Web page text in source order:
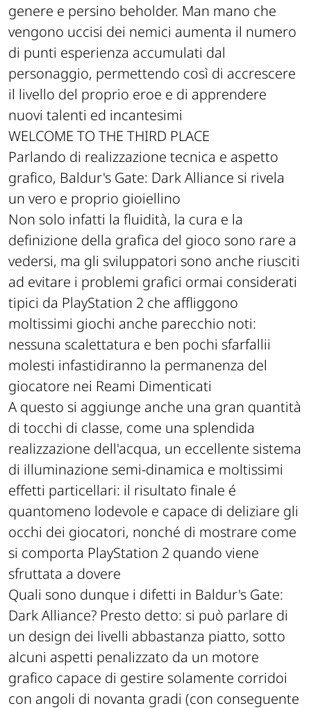
genere e persino beholder. Man mano che
vengono uccisi dei nemici aumenta il numero
di punti esperienza accumulati dal
personaggio, permettendo così di accrescere
il livello del proprio eroe e di apprendere
nuovi talenti ed incantesimi
WELCOME TO THE THIRD PLACE
Parlando di realizzazione tecnica e aspetto
grafico, Baldur's Gate: Dark Alliance si rivela
un vero e proprio gioiellino
Non solo infatti la fluidità, la cura e la
definizione della grafica del gioco sono rare a
vedersi, ma gli sviluppatori sono anche riusciti
ad evitare i problemi grafici ormai considerati
tipici da PlayStation 2 che affliggono
moltissimi giochi anche parecchio noti:
nessuna scalettatura e ben pochi sfarfallii
molesti infastidiranno la permanenza del
giocatore nei Reami Dimenticati
A questo si aggiunge anche una gran quantità
di tocchi di classe, come una splendida
realizzazione dell'acqua, un eccellente sistema
di illuminazione semi-dinamica e moltissimi
effetti particellari: il risultato finale é
quantomeno lodevole e capace di deliziare gli
occhi dei giocatori, nonché di mostrare come
si comporta PlayStation 2 quando viene
sfruttata a dovere
Quali sono dunque i difetti in Baldur's Gate:
Dark Alliance? Presto detto: si può parlare di
un design dei livelli abbastanza piatto, sotto
alcuni aspetti penalizzato da un motore
grafico capace di gestire solamente corridoi
con angoli di novanta gradi (con conseguente